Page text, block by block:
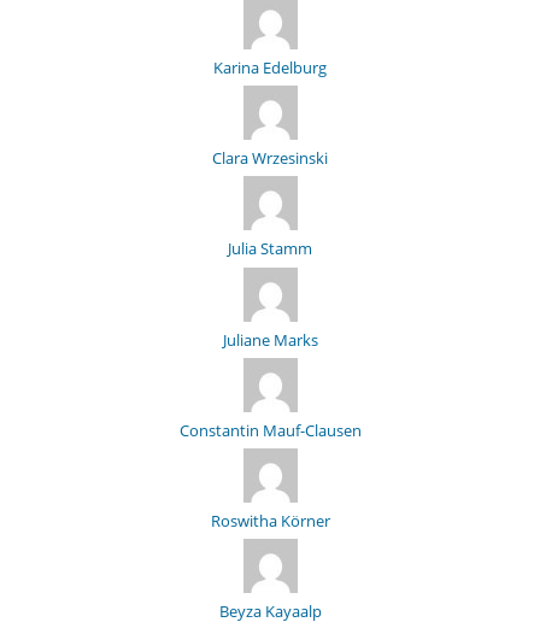
Karina Edelburg
Clara Wrzesinski
Julia Stamm
Juliane Marks
Constantin Mauf-Clausen
Roswitha Körner
Beyza Kayaalp